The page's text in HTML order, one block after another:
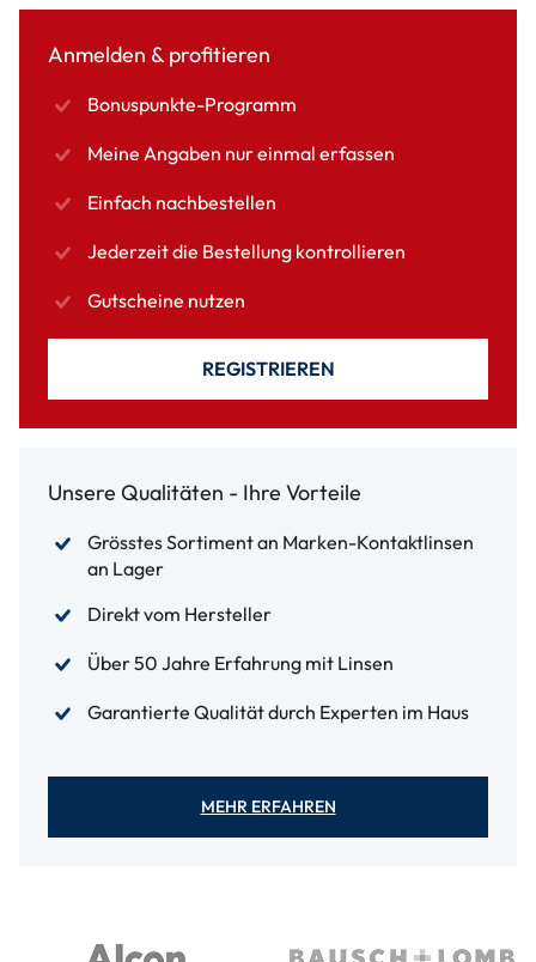
Anmelden & profitieren
Bonuspunkte-Programm
Meine Angaben nur einmal erfassen
Einfach nachbestellen
Jederzeit die Bestellung kontrollieren
Gutscheine nutzen
REGISTRIEREN
Unsere Qualitäten - Ihre Vorteile
Grösstes Sortiment an Marken-Kontaktlinsen
an Lager
Direkt vom Hersteller
Über 50 Jahre Erfahrung mit Linsen
Garantierte Qualität durch Experten im Haus
MEHR ERFAHREN